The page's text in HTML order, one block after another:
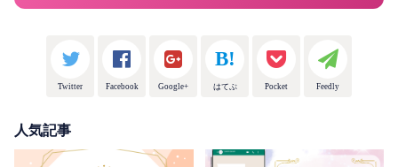
Twitter Facebook Google+ はてぶ Pocket Feedly
人気記事